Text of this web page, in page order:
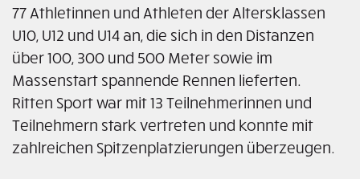
77 Athletinnen und Athleten der Altersklassen
U10, U12 und U14 an, die sich in den Distanzen
über 100, 300 und 500 Meter sowie im
Massenstart spannende Rennen lieferten.
Ritten Sport war mit 13 Teilnehmerinnen und
Teilnehmern stark vertreten und konnte mit
zahlreichen Spitzenplatzierungen überzeugen.